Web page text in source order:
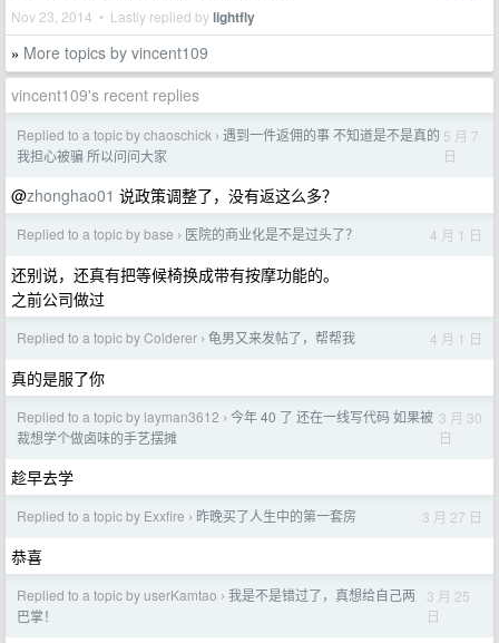
Nov 23, 2014 • Lastly replied bylightfly
» More topics by vincent109
vincent109's recent replies
Replied to a topic by chaoschick › 遇到一件返佣的事 不知道是不是真的
我担心被骗 所以问问大家
5 月 7
日
@zhonghao01 说政策调整了，没有返这么多？
Replied to a topic by base › 医院的商业化是不是过头了？ 4 月 1 日
还别说，还真有把等候椅换成带有按摩功能的。
之前公司做过
Replied to a topic by Colderer › 龟男又来发帖了，帮帮我 4 月 1 日
真的是服了你
Replied to a topic by layman3612 › 今年 40 了 还在一线写代码 如果被
裁想学个做卤味的手艺摆摊
3 月 30
日
趁早去学
Replied to a topic by Exxfire › 昨晚买了人生中的第一套房 3 月 27 日
恭喜
Replied to a topic by userKamtao › 我是不是错过了，真想给自己两
巴掌！
3 月 25
日